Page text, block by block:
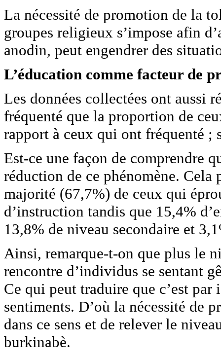
La nécessité de promotion de la
groupes religieux s’impose afin
anodin, peut engendrer des
L’éducation comme facteur de
Les données collectées ont aussi
fréquenté que la proportion de
rapport à ceux qui ont fréquenté ;
Est-ce une façon de comprendre
réduction de ce phénomène. Cela
majorité (67,7%) de ceux qui
d’instruction tandis que 15,4%
13,8% de niveau secondaire et
Ainsi, remarque-t-on que plus le
rencontre d’individus se sentant
Ce qui peut traduire que c’est par
sentiments. D’où la nécessité de
dans ce sens et de relever le
burkinabè.